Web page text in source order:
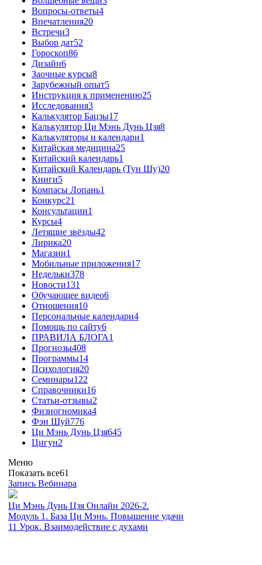
Вопросы-ответы4
Впечатления20
Встречи3
Выбор дат52
Гороскоп86
Дизайн6
Заочные курсы8
Зарубежный опыт5
Инструкция к применению25
Исследования3
Калькулятор Бацзы17
Калькулятор Ци Мэнь Дунь Цзя8
Калькуляторы и календари1
Китайская медицина25
Китайский календарь1
Китайский Календарь (Тун Шу)20
Книги5
Компасы Лопань1
Конкурс21
Консультации1
Курсы4
Летящие звёзды42
Лирика20
Магазин1
Мобильные приложения17
Недельки378
Новости131
Обучающее видео6
Отношения10
Персональные календари4
Помощь по сайту6
ПРАВИЛА БЛОГА1
Прогнозы408
Программы14
Психология20
Семинары122
Справочники16
Статьи-отзывы2
Физиогномика4
Фэн Шуй776
Ци Мэнь Дунь Цзя645
Цигун2
Меню
Показать все61
Запись Вебинара
Ци Мэнь Дунь Цзя Онлайн 2026-2.
Модуль 1. База Ци Мэнь. Повышение удачи
11 Урок. Взаимодействие с духами